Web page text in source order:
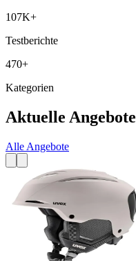
107K+
Testberichte
470+
Kategorien
Aktuelle Angebote
Alle Angebote